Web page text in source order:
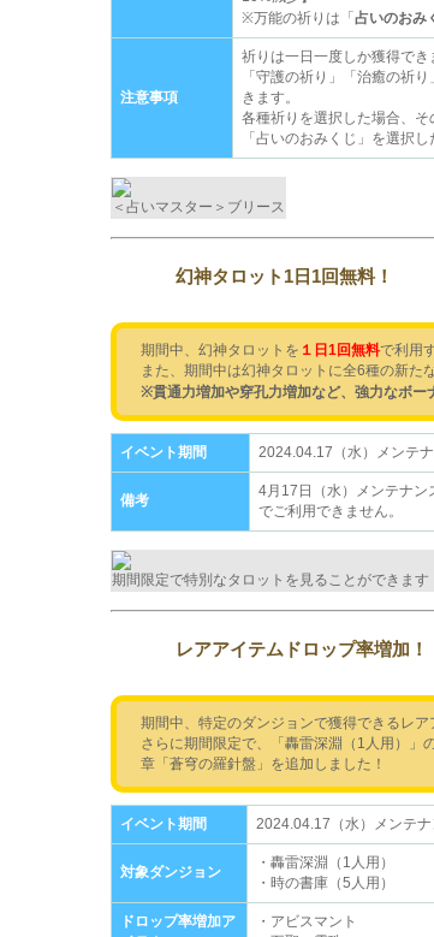
※万能の祈りは「 占いのおみ
注意事項
祈りは一日一度しか獲得でき
「守護の祈り」「治癒の祈
きます。
各種祈りを選択した場合、そ
「占いのおみくじ」を選択
＜占いマスター＞ブリース
幻神タロット1日1回無料！
期間中、幻神タロットを １日1回無料で利用
また、期間中は幻神タロットに全6種の新た
※貫通力増加や穿孔力増加など、強力なボー
イベント期間 2024.04.17（水）メンテ
備考
4月17日（水）メンテナン
でご利用できません。
期間限定で特別なタロットを見ることができます
レアアイテムドロップ率増加！
期間中、特定のダンジョンで獲得できるレア
さらに期間限定で、「轟雷深淵（1人用）」
章「蒼穹の羅針盤」を追加しました！
イベント期間 2024.04.17（水）メンテナ
対象ダンジョン
・轟雷深淵（1人用）
・時の書庫（5人用）
ドロップ率増加ア
・アビスマント